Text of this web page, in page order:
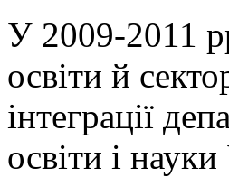
У 2009-2011
освіти й
інтеграції
освіти і